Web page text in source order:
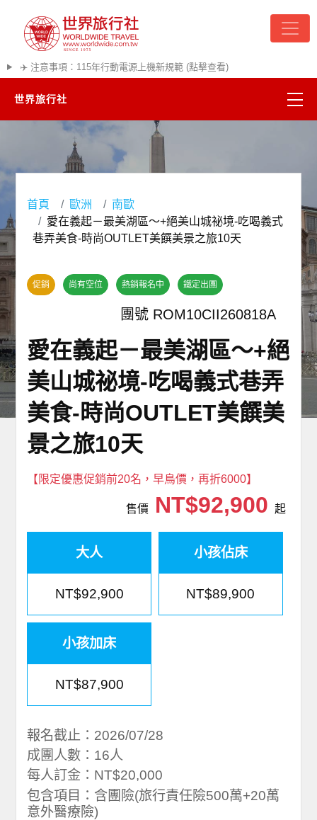
✈️ 注意事項：115年行動電源上機新規範 (點擊查看)
世界旅行社
熱門韓國
超夯日本
悠遊美加
遊輪河輪
中東非洲
歐洲之旅
頂尖世界
二人成行
首頁 歐洲
南歐
愛在義起－最美湖區～+絕美山城祕境-吃喝義式
巷弄美食-時尚OUTLET美饌美景之旅10天
促銷 尚有空位 熱銷報名中 鐵定出團
團號 ROM10CII260818A
愛在義起－最美湖區～+絕
美山城祕境-吃喝義式巷弄
美食-時尚OUTLET美饌美
景之旅10天
【限定優惠促銷前20名，早鳥價，再折6000】
售價NT$92,900 起
大人
NT$92,900
小孩佔床
NT$89,900
小孩加床
NT$87,900
報名截止：2026/07/28
成團人數：16人
每人訂金：NT$20,000
包含項目：含團險(旅行責任險500萬+20萬
意外醫療險)